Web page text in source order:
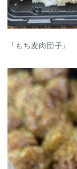
『もち麦肉団子』